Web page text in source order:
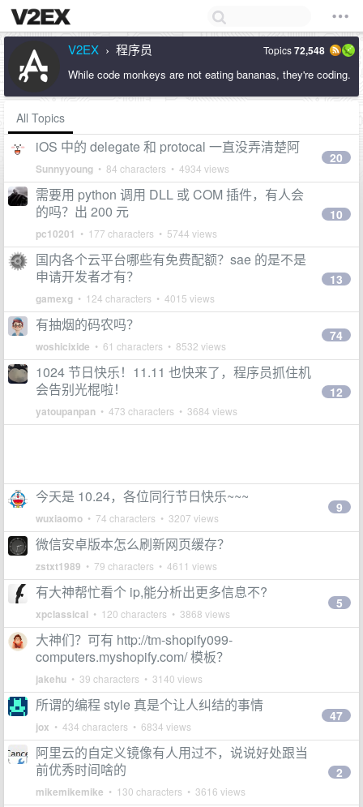
V2EX › 程序员 Topics72,548
While code monkeys are not eating bananas, they're coding.
All Topics
iOS 中的 delegate 和 protocal 一直没弄清楚阿
Sunnyyoung • 84 characters • 4934 views
20
需要用 python 调用 DLL 或 COM 插件，有人会
的吗？出 200 元
pc10201 • 177 characters • 5744 views
10
国内各个云平台哪些有免费配额？sae 的是不是
申请开发者才有？
gamexg • 124 characters • 4015 views
13
有抽烟的码农吗？
woshicixide • 61 characters • 8532 views
74
1024 节日快乐！11.11 也快来了，程序员抓住机
会告别光棍啦！
yatoupanpan • 473 characters • 3684 views
12
今天是 10.24，各位同行节日快乐~~~
wuxiaomo • 74 characters • 3207 views
9
微信安卓版本怎么刷新网页缓存？
zstxt1989 • 79 characters • 4611 views
有大神帮忙看个 ip,能分析出更多信息不?
xpclassical • 120 characters • 3868 views
5
大神们？可有 http://tm-shopify099-
computers.myshopify.com/ 模板？
jakehu • 39 characters • 3140 views
所谓的编程 style 真是个让人纠结的事情
jox • 434 characters • 6834 views
47
阿里云的自定义镜像有人用过不，说说好处跟当
前优秀时间啥的
mikemikemike • 130 characters • 3616 views
2